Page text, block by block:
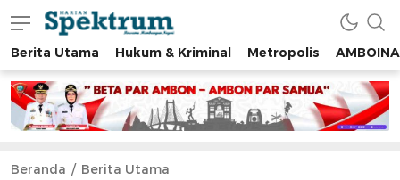
spektrumonline.com
Berita Utama Hukum & Kriminal Metropolis AMBOINA
Beranda Berita Utama